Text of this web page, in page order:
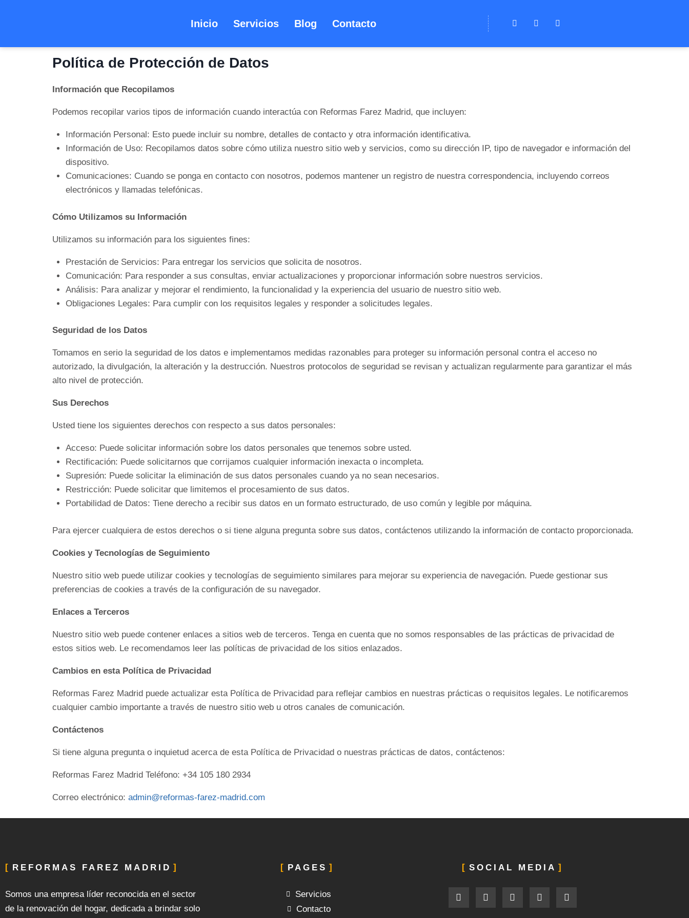
Inicio Servicios Blog Contacto
Política de Protección de Datos
Información que Recopilamos
Podemos recopilar varios tipos de información cuando interactúa con Reformas Farez Madrid, que incluyen:
Información Personal: Esto puede incluir su nombre, detalles de contacto y otra información identificativa.
Información de Uso: Recopilamos datos sobre cómo utiliza nuestro sitio web y servicios, como su dirección IP, tipo de navegador e información del
dispositivo.
Comunicaciones: Cuando se ponga en contacto con nosotros, podemos mantener un registro de nuestra correspondencia, incluyendo correos
electrónicos y llamadas telefónicas.
Cómo Utilizamos su Información
Utilizamos su información para los siguientes fines:
Prestación de Servicios: Para entregar los servicios que solicita de nosotros.
Comunicación: Para responder a sus consultas, enviar actualizaciones y proporcionar información sobre nuestros servicios.
Análisis: Para analizar y mejorar el rendimiento, la funcionalidad y la experiencia del usuario de nuestro sitio web.
Obligaciones Legales: Para cumplir con los requisitos legales y responder a solicitudes legales.
Seguridad de los Datos
Tomamos en serio la seguridad de los datos e implementamos medidas razonables para proteger su información personal contra el acceso no
autorizado, la divulgación, la alteración y la destrucción. Nuestros protocolos de seguridad se revisan y actualizan regularmente para garantizar el más
alto nivel de protección.
Sus Derechos
Usted tiene los siguientes derechos con respecto a sus datos personales:
Acceso: Puede solicitar información sobre los datos personales que tenemos sobre usted.
Rectificación: Puede solicitarnos que corrijamos cualquier información inexacta o incompleta.
Supresión: Puede solicitar la eliminación de sus datos personales cuando ya no sean necesarios.
Restricción: Puede solicitar que limitemos el procesamiento de sus datos.
Portabilidad de Datos: Tiene derecho a recibir sus datos en un formato estructurado, de uso común y legible por máquina.
Para ejercer cualquiera de estos derechos o si tiene alguna pregunta sobre sus datos, contáctenos utilizando la información de contacto proporcionada.
Cookies y Tecnologías de Seguimiento
Nuestro sitio web puede utilizar cookies y tecnologías de seguimiento similares para mejorar su experiencia de navegación. Puede gestionar sus
preferencias de cookies a través de la configuración de su navegador.
Enlaces a Terceros
Nuestro sitio web puede contener enlaces a sitios web de terceros. Tenga en cuenta que no somos responsables de las prácticas de privacidad de
estos sitios web. Le recomendamos leer las políticas de privacidad de los sitios enlazados.
Cambios en esta Política de Privacidad
Reformas Farez Madrid puede actualizar esta Política de Privacidad para reflejar cambios en nuestras prácticas o requisitos legales. Le notificaremos
cualquier cambio importante a través de nuestro sitio web u otros canales de comunicación.
Contáctenos
Si tiene alguna pregunta o inquietud acerca de esta Política de Privacidad o nuestras prácticas de datos, contáctenos:
Reformas Farez Madrid Teléfono: +34 105 180 2934
Correo electrónico: admin@reformas-farez-madrid.com
REFORMAS FAREZ MADRID
Somos una empresa líder reconocida en el sector
de la renovación del hogar, dedicada a brindar solo
PAGES
Servicios
Contacto
SOCIAL MEDIA